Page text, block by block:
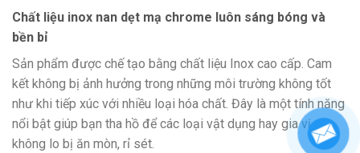
Chất liệu inox nan dẹt mạ chrome luôn sáng bóng và
bền bỉ
Sản phẩm được chế tạo bằng chất liệu Inox cao cấp. Cam
kết không bị ảnh hưởng trong những môi trường không tốt
như khi tiếp xúc với nhiều loại hóa chất. Đây là một tính năng
nổi bật giúp bạn tha hồ để các loại vật dụng hay gia vị mà
không lo bị ăn mòn, rỉ sét.